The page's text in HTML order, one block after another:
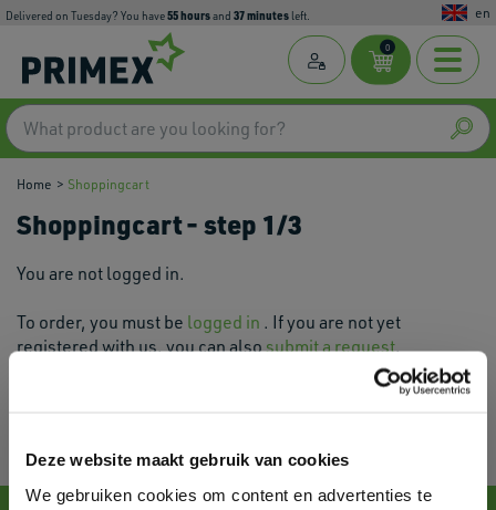
Deze website maakt gebruik van cookies
We gebruiken cookies om content en advertenties te
Delivered on Tuesday? You have55hoursand 37minutes left. en
0
Home Shoppingcart
Shoppingcart- step 1/3
You are not logged in.
To order, you must be logged in . If you are not yet
registered with us, you can alsosubmit a request.